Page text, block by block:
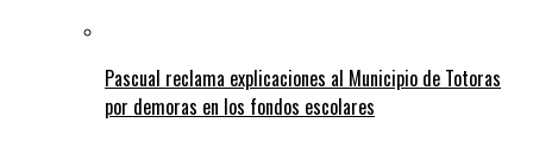
Pascual reclama explicaciones al Municipio de Totoras
por demoras en los fondos escolares